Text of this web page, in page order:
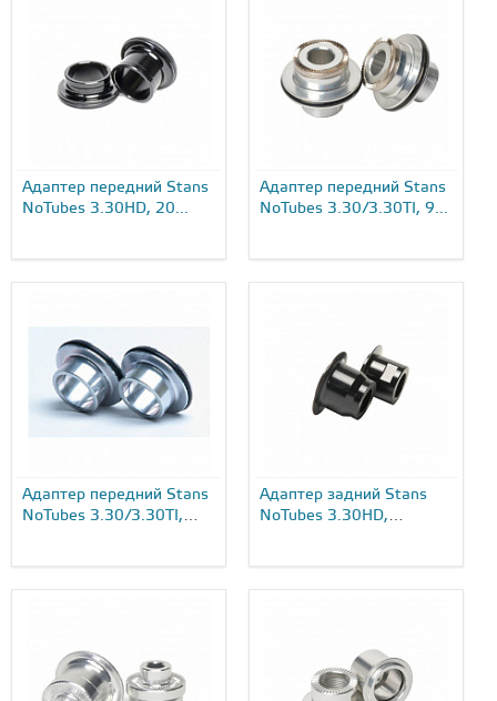
Адаптер передний Stans
NoTubes 3.30HD, 20...
Адаптер передний Stans
NoTubes 3.30/3.30TI, 9...
Адаптер передний Stans
NoTubes 3.30/3.30TI,
Адаптер задний Stans
NoTubes 3.30HD,